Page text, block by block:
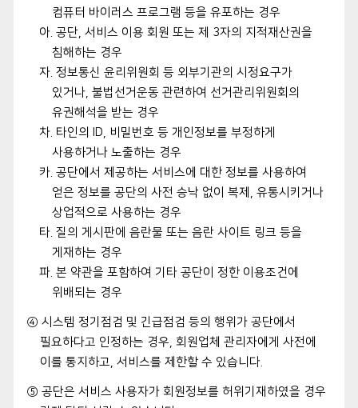
컴퓨터 바이러스 프로그램 등을 유포하는 경우
아. 공단, 서비스 이용 회원 또는 제 3자의 지적재산권을
침해하는 경우
자. 정보통신 윤리위원회 등 외부기관의 시정요구가
있거나, 불법선거운동 관련하여 선거관리위원회의
유권해석을 받는 경우
차. 타인의 ID, 비밀번호 등 개인정보를 부정하게
사용하거나 노출하는 경우
카. 공단에서 제공하는 서비스에 대한 정보를 사용하여
얻은 정보를 공단의 사전 승낙 없이 복제, 유통시키거나
상업적으로 사용하는 경우
타. 질의 게시판에 음란물 또는 음란 사이트 링크 등을
게재하는 경우
파. 본 약관을 포함하여 기타 공단이 정한 이용조건에
위배되는 경우
④ 시스템 정기점검 및 긴급점검 등의 행위가 공단에서
필요하다고 인정하는 경우, 회원업체 관리자에게 사전에
이를 통지하고, 서비스를 제한할 수 있습니다.
⑤ 공단은 서비스 사용자가 회원정보를 허위기재하였을 경우